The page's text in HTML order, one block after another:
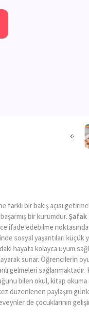
bir bakış açısı
bir kurumdur. Şafak
ifade edebilme
sosyal yaşantıları
hayata kolayca uyum
sunar. Öğrencilerin
gelmeleri sağlanmaktadır.
bilen okul, kitap
düzenlenen paylaşım
de çocuklarının